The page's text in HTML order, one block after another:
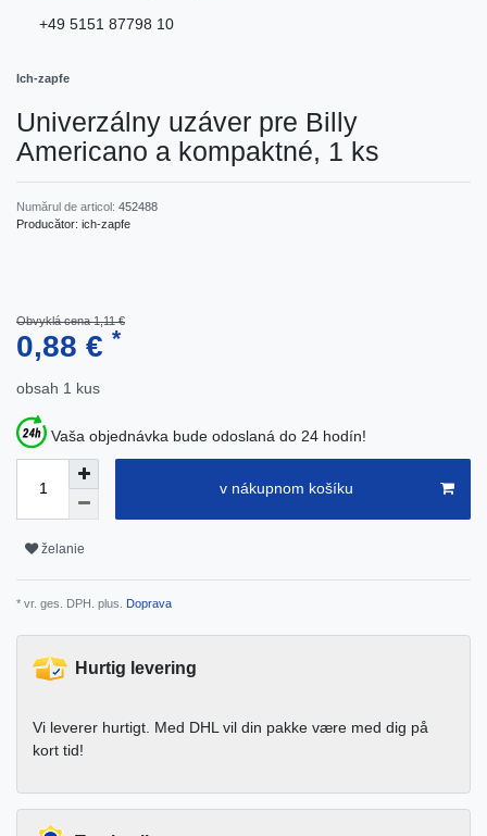
+49 5151 87798 10
Ich-zapfe
Univerzálny uzáver pre Billy
Americano a kompaktné, 1 ks
Numărul de articol: 452488
Producător: ich-zapfe
Obvyklá cena 1,11 €
0,88 € *
obsah 1 kus
Vaša objednávka bude odoslaná do 24 hodín!
v nákupnom košíku
želanie
* vr. ges. DPH. plus. Doprava
Hurtig levering
Vi leverer hurtigt. Med DHL vil din pakke være med dig på
kort tid!